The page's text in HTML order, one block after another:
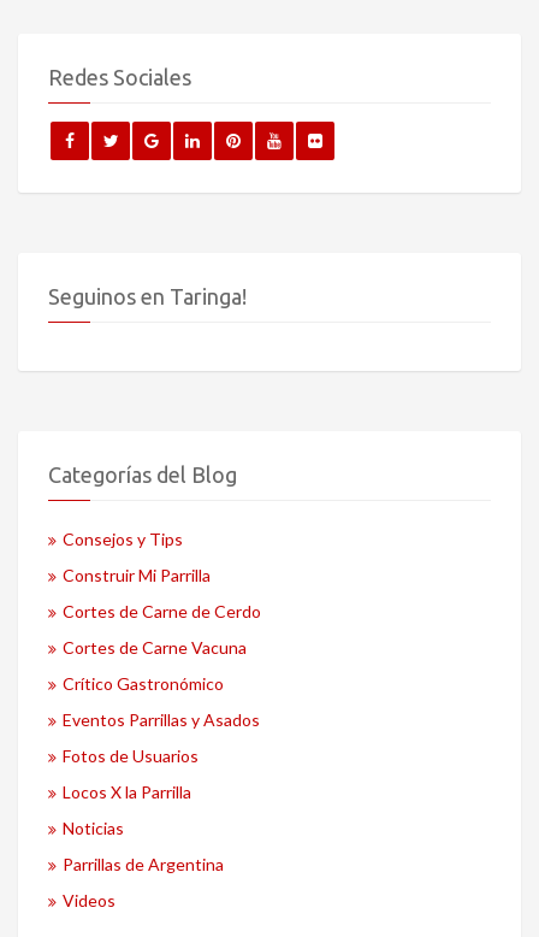
Redes Sociales
Seguinos en Taringa!
Categorías del Blog
Consejos y Tips
Construir Mi Parrilla
Cortes de Carne de Cerdo
Cortes de Carne Vacuna
Crítico Gastronómico
Eventos Parrillas y Asados
Fotos de Usuarios
Locos X la Parrilla
Noticias
Parrillas de Argentina
Videos